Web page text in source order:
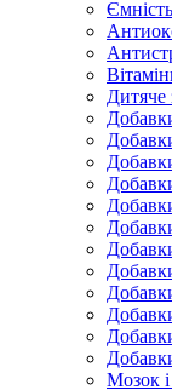
Дитяче
Мозок і